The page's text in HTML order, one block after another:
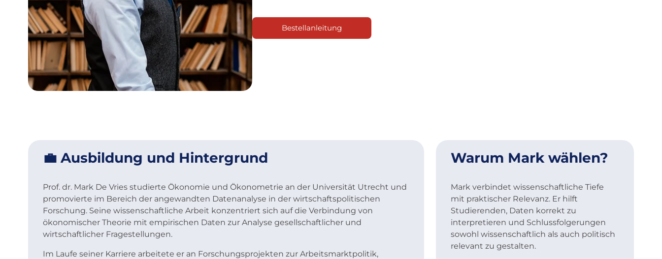
Bestellanleitung
💼 Ausbildung und Hintergrund
Prof. dr. Mark De Vries studierte Ökonomie und Ökonometrie an der Universität Utrecht und
promovierte im Bereich der angewandten Datenanalyse in der wirtschaftspolitischen
Forschung. Seine wissenschaftliche Arbeit konzentriert sich auf die Verbindung von
ökonomischer Theorie mit empirischen Daten zur Analyse gesellschaftlicher und
wirtschaftlicher Fragestellungen.
Im Laufe seiner Karriere arbeitete er an Forschungsprojekten zur Arbeitsmarktpolitik,
Warum Mark wählen?
Mark verbindet wissenschaftliche Tiefe
mit praktischer Relevanz. Er hilft
Studierenden, Daten korrekt zu
interpretieren und Schlussfolgerungen
sowohl wissenschaftlich als auch politisch
relevant zu gestalten.